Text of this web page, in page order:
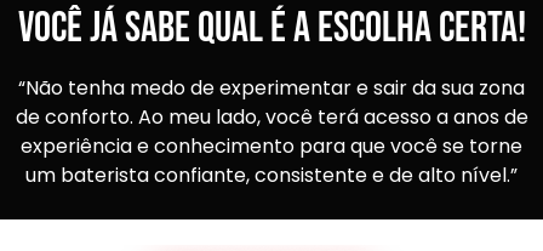
VOCÊ JÁ SABE QUAL É A ESCOLHA CERTA!​
“Não tenha medo de experimentar e sair da sua zona
de conforto. Ao meu lado, você terá acesso a anos de
experiência e conhecimento para que você se torne
um baterista confiante, consistente e de alto nível.”